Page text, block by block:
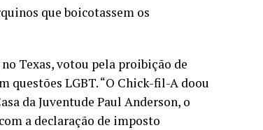
que boicotassem os
Texas, votou pela proibição de
questões LGBT. “O Chick-fil-A doou
da Juventude Paul Anderson, o
a declaração de imposto